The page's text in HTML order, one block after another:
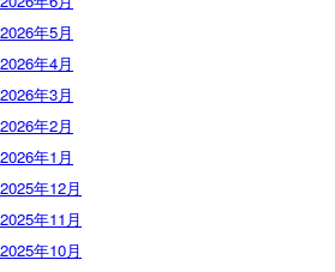
2026年5月
2026年4月
2026年3月
2026年2月
2026年1月
2025年12月
2025年11月
2025年10月